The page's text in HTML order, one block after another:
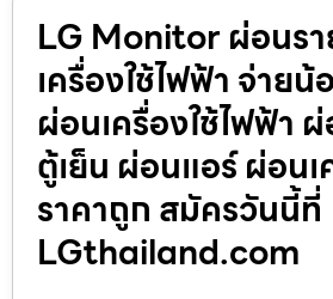
LG Monitor ผ่อนร
เครื่องใช้ไฟฟ้า จ่ายน้
ผ่อนเครื่องใช้ไฟฟ้า
ตู้เย็น ผ่อนแอร์ ผ่อน
ราคาถูก สมัครวันนี้ที่
LGthailand.com